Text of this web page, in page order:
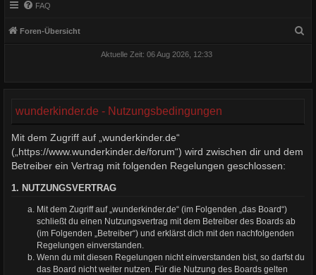
FAQ
Foren-Übersicht
Aktuelle Zeit: 06 Aug 2026, 12:33
wunderkinder.de - Nutzungsbedingungen
Mit dem Zugriff auf „wunderkinder.de“
(„https://www.wunderkinder.de/forum“) wird zwischen dir und dem
Betreiber ein Vertrag mit folgenden Regelungen geschlossen:
1. NUTZUNGSVERTRAG
Mit dem Zugriff auf „wunderkinder.de“ (im Folgenden „das Board“)
schließt du einen Nutzungsvertrag mit dem Betreiber des Boards ab
(im Folgenden „Betreiber“) und erklärst dich mit den nachfolgenden
Regelungen einverstanden.
Wenn du mit diesen Regelungen nicht einverstanden bist, so darfst du
das Board nicht weiter nutzen. Für die Nutzung des Boards gelten